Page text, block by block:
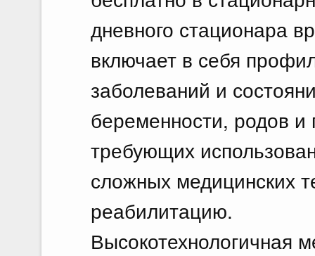
дневного стационара
включает в себя
заболеваний и
беременности, родов
требующих
сложных медицинских
реабилитацию.
Высокотехнологичная